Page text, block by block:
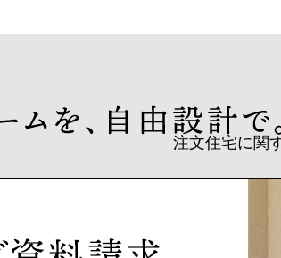
注文住宅に関